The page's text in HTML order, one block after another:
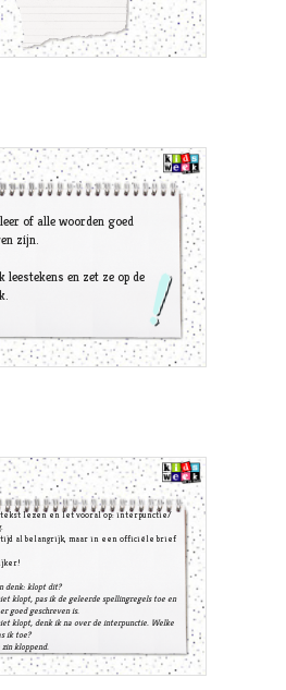
of alle woorden goed
zijn.
leestekens en zet ze op de
tekst lezen en let vooral op: interpunctie/
al belangrijk, maar in een officiële brief
denk: klopt dit?
klopt, pas ik de geleerde spellingregels toe en
goed geschreven is.
klopt, denk ik na over de interpunctie. Welke
ik toe?
kloppend.